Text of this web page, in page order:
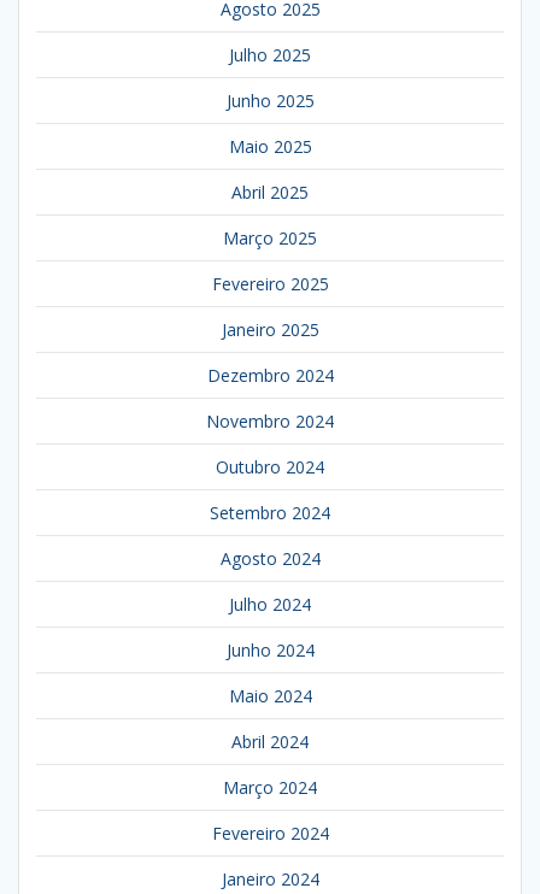
Agosto 2025
Julho 2025
Junho 2025
Maio 2025
Abril 2025
Março 2025
Fevereiro 2025
Janeiro 2025
Dezembro 2024
Novembro 2024
Outubro 2024
Setembro 2024
Agosto 2024
Julho 2024
Junho 2024
Maio 2024
Abril 2024
Março 2024
Fevereiro 2024
Janeiro 2024